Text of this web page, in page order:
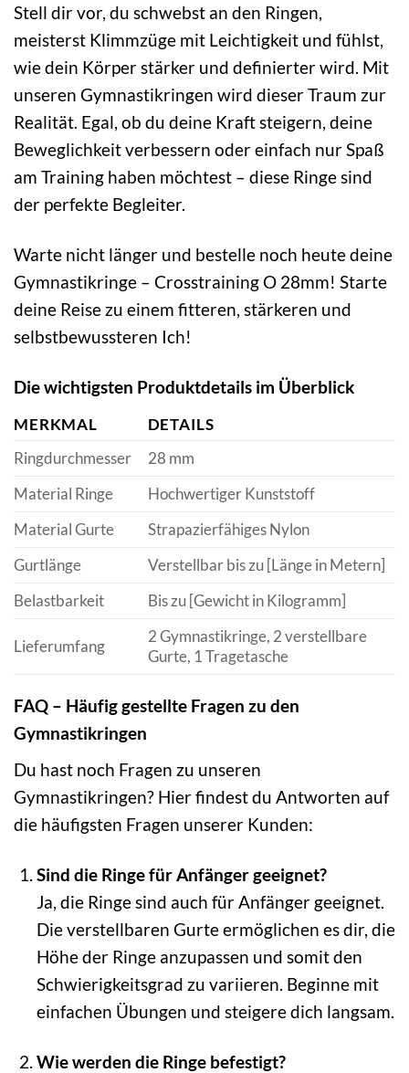
Stell dir vor, du schwebst an den Ringen,
meisterst Klimmzüge mit Leichtigkeit und fühlst,
wie dein Körper stärker und definierter wird. Mit
unseren Gymnastikringen wird dieser Traum zur
Realität. Egal, ob du deine Kraft steigern, deine
Beweglichkeit verbessern oder einfach nur Spaß
am Training haben möchtest – diese Ringe sind
der perfekte Begleiter.
Warte nicht länger und bestelle noch heute deine
Gymnastikringe – Crosstraining O 28mm! Starte
deine Reise zu einem fitteren, stärkeren und
selbstbewussteren Ich!
Die wichtigsten Produktdetails im Überblick
MERKMAL
DETAILS
Ringdurchmesser
28 mm
Material Ringe
Hochwertiger Kunststoff
Material Gurte
Strapazierfähiges Nylon
Gurtlänge
Verstellbar bis zu [Länge in Metern]
Belastbarkeit
Bis zu [Gewicht in Kilogramm]
Lieferumfang
2 Gymnastikringe, 2 verstellbare
Gurte, 1 Tragetasche
FAQ – Häufig gestellte Fragen zu den
Gymnastikringen
Du hast noch Fragen zu unseren
Gymnastikringen? Hier findest du Antworten auf
die häufigsten Fragen unserer Kunden:
Sind die Ringe für Anfänger geeignet?
Ja, die Ringe sind auch für Anfänger geeignet.
Die verstellbaren Gurte ermöglichen es dir, die
Höhe der Ringe anzupassen und somit den
Schwierigkeitsgrad zu variieren. Beginne mit
einfachen Übungen und steigere dich langsam.
Wie werden die Ringe befestigt?